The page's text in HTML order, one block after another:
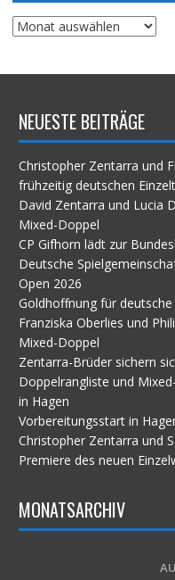
Suche
NEUESTE BEITRÄGE
Christopher Zentarra und
frühzeitig deutschen
David Zentarra und Lucia
Mixed-Doppel
CP Gifhorn lädt zur
Deutsche
Open 2026
Goldhoffnung für
Franziska Oberlies und
Mixed-Doppel
Zentarra-Brüder sichern
Doppelrangliste und
in Hagen
Vorbereitungsstart in
Christopher Zentarra und
Premiere des neuen
MONATSARCHIV